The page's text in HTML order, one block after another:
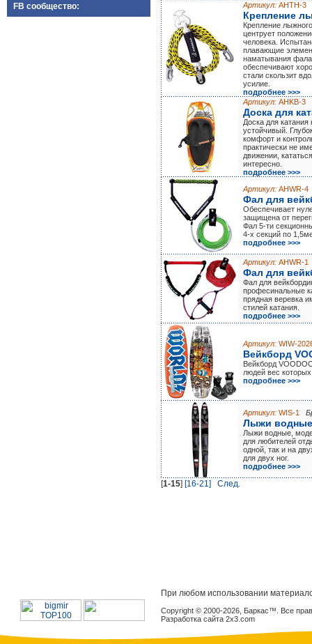
FB сообщество:
Артикул: AHTH-3
Крепление
Крепление
центрует
человека.
плавающие
наматывания фала
обеспечивают
стали скользит
усилие.
подробнее >>>
Артикул: AHKB-3
Доска для
Доска для
устойчивый.
комфорт и
практически не
движении,
интересно.
подробнее >>>
Артикул: AHWR-4
Фал для
Обеспечивает
защищена от
Фал 5-ти
4-х секций по
подробнее >>>
Артикул: AHWR-1
Фал для
Фал для
професинальные
прядная веревка
стилей катания.
подробнее >>>
Артикул: WIW-
Вейкборд
Вейкборд
людей вес
подробнее >>>
Артикул: WIS-1
Лыжи
Лыжи водные,
для любителей
одной, так и на
для двух ног.
подробнее >>>
[1-15] [16-21] Cлед.
При любом использовании
Copyright © 2000-2026, Баркас™. Все
Разработка сайта 2x3.com